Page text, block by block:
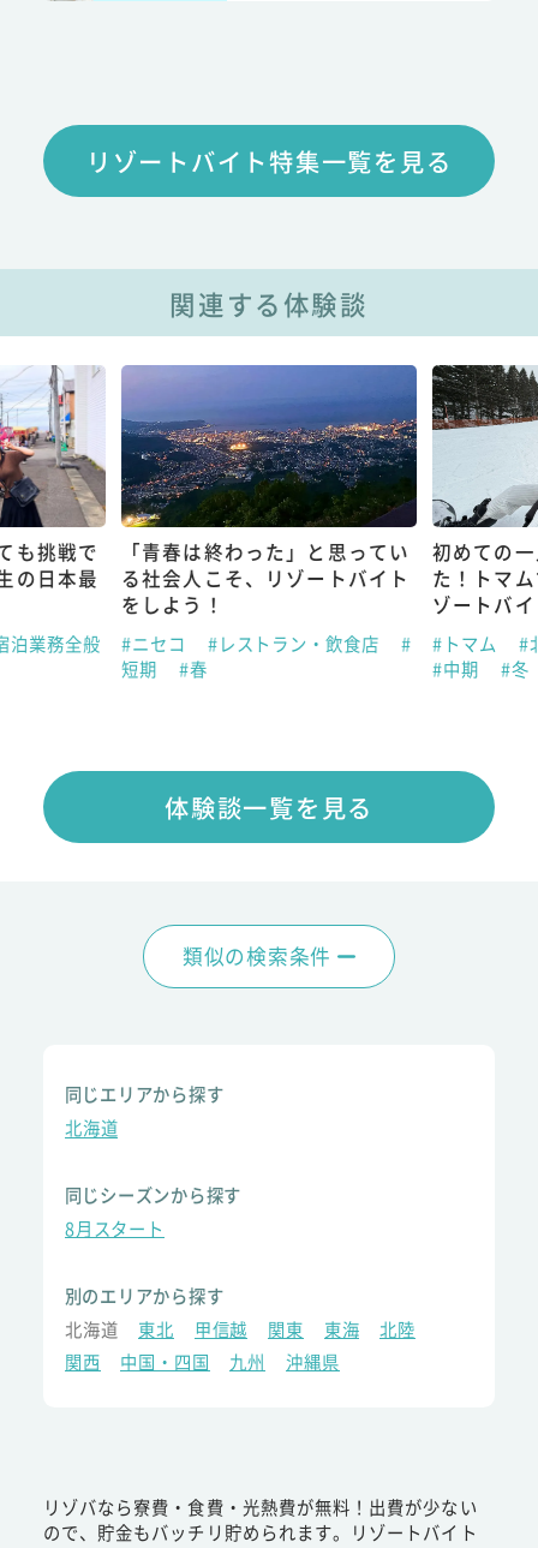
リゾートバイト特集一覧を見る
関連する体験談
も挑戦で
の日本最
泊業務全般
「青春は終わった」と思ってい
る社会人こそ、リゾートバイト
をしよう！
#ニセコ #レストラン・飲食店
#
短期
#春
初めての
た！トマ
ゾートバ
#トマム
#
#中期
#冬
体験談一覧を見る
類似の検索条件
同じエリアから探す
北海道
同じシーズンから探す
8月スタート
別のエリアから探す
北海道
東北 甲信越 関東 東海
北陸
関西
中国・四国 九州 沖縄県
リゾバなら寮費・食費・光熱費が無料！出費が少ない
ので、貯金もバッチリ貯められます。リゾートバイト